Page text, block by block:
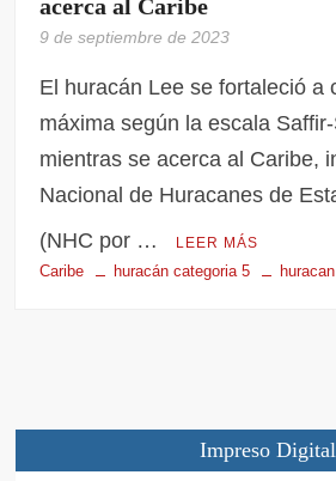
acerca al Caribe
9 de septiembre de 2023
El huracán Lee se fortaleció a
máxima según la escala
mientras se acerca al Caribe,
Nacional de Huracanes de
(NHC por …
LEER MÁS
Caribe huracán categoria 5
Impreso Digital